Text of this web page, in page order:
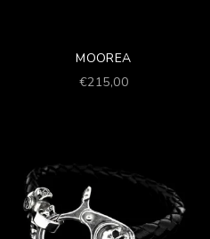
MOOREA
Prezzo scontato
€215,00